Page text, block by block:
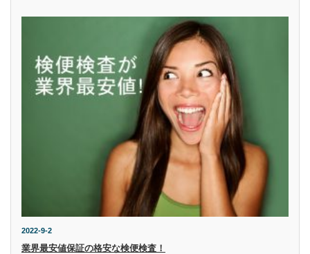
2022-9-2
業界最安値保証の格安な検便検査！